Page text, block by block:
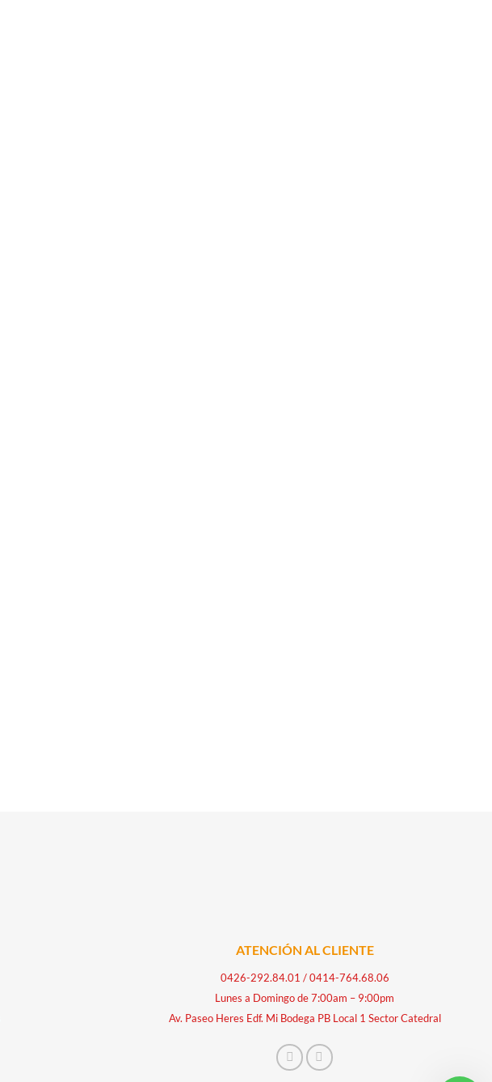
ATENCIÓN AL CLIENTE
0426-292.84.01 /0414-764.68.06
Lunes a Domingo de 7:00am – 9:00pm
Av. Paseo Heres Edf. Mi Bodega PB Local 1 Sector Catedral